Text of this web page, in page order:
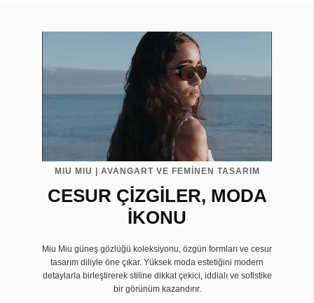
MIU MIU | AVANGART VE FEMİNEN TASARIM
CESUR ÇİZGİLER, MODA
İKONU
Miu Miu güneş gözlüğü koleksiyonu, özgün formları ve cesur
tasarım diliyle öne çıkar. Yüksek moda estetiğini modern
detaylarla birleştirerek stiline dikkat çekici, iddialı ve sofistike
bir görünüm kazandırır.